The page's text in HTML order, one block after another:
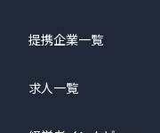
提携企業一覧
求人一覧